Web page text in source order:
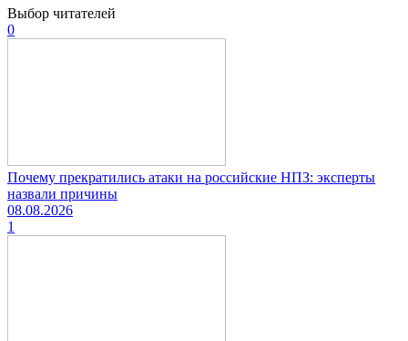
Выбор читателей
0
Почему прекратились атаки на российские НПЗ: эксперты
назвали причины
08.08.2026
1